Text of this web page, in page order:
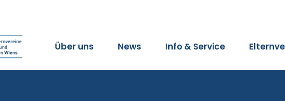
Über uns News Info & Service